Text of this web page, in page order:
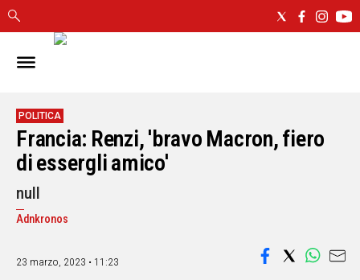
IN
CAGLIARI
SASSARI
NUORO
ORISTANO
SULCIS
GALLURA
MEDIO
POLITICA
Francia: Renzi, 'bravo Macron, fiero
di essergli amico'
null
Adnkronos
23 marzo, 2023 • 11:23